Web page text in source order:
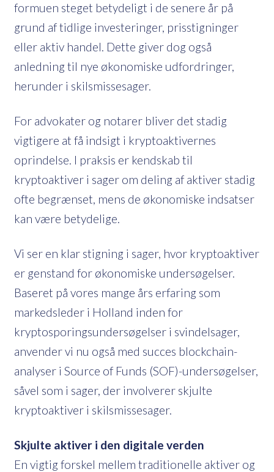
formuen steget betydeligt i de senere år på
grund af tidlige investeringer, prisstigninger
eller aktiv handel. Dette giver dog også
anledning til nye økonomiske udfordringer,
herunder i skilsmissesager.
For advokater og notarer bliver det stadig
vigtigere at få indsigt i kryptoaktivernes
oprindelse. I praksis er kendskab til
kryptoaktiver i sager om deling af aktiver stadig
ofte begrænset, mens de økonomiske indsatser
kan være betydelige.
Vi ser en klar stigning i sager, hvor kryptoaktiver
er genstand for økonomiske undersøgelser.
Baseret på vores mange års erfaring som
markedsleder i Holland inden for
kryptosporingsundersøgelser i svindelsager,
anvender vi nu også med succes blockchain-
analyser i Source of Funds (SOF)-undersøgelser,
såvel som i sager, der involverer skjulte
kryptoaktiver i skilsmissesager.
Skjulte aktiver i den digitale verden
En vigtig forskel mellem traditionelle aktiver og